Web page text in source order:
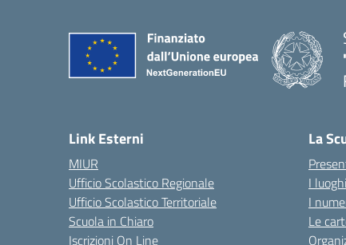
Link Esterni
MIUR
Ufficio Scolastico Regionale
Ufficio Scolastico Territoriale
Scuola in Chiaro
Iscrizioni On Line
La
I luoghi
I
Le